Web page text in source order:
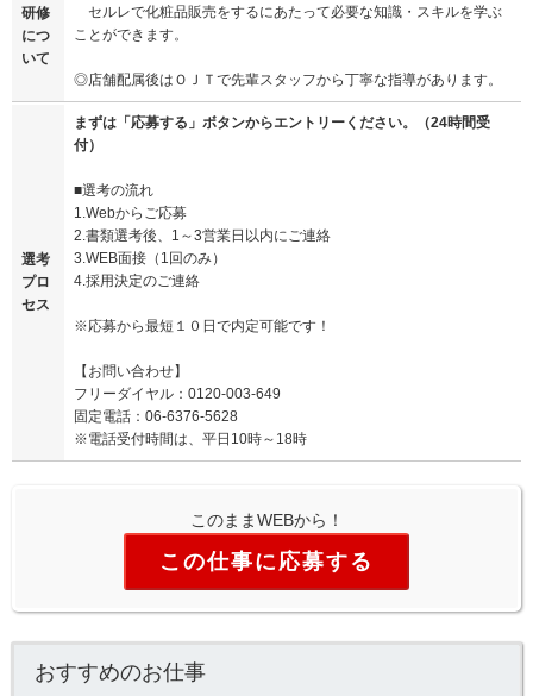
研修
につ
いて
セルレで化粧品販売をするにあたって必要な知識・スキルを学ぶ
ことができます。
◎店舗配属後はＯＪＴで先輩スタッフから丁寧な指導があります。
選考
プロ
セス
まずは「応募する」ボタンからエントリーください。（24時間受
付）
■選考の流れ
1.Webからご応募
2.書類選考後、1～3営業日以内にご連絡
3.WEB面接（1回のみ）
4.採用決定のご連絡
※応募から最短１０日で内定可能です！
【お問い合わせ】
フリーダイヤル：0120-003-649
固定電話：06-6376-5628
※電話受付時間は、平日10時～18時
このままWEBから！
この仕事に応募する
おすすめのお仕事